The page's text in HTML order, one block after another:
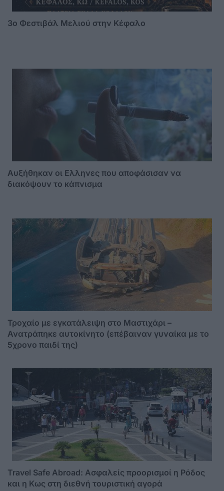
3o Φεστιβάλ Μελιού στην Κέφαλο
Αυξήθηκαν οι Ελληνες που αποφάσισαν να
διακόψουν το κάπνισμα
Τροχαίο με εγκατάλειψη στο Μαστιχάρι –
Ανατράπηκε αυτοκίνητο (επέβαιναν γυναίκα με το
5χρονο παιδί της)
Travel Safe Abroad: Ασφαλείς προορισμοί η Ρόδος
και η Κως στη διεθνή τουριστική αγορά